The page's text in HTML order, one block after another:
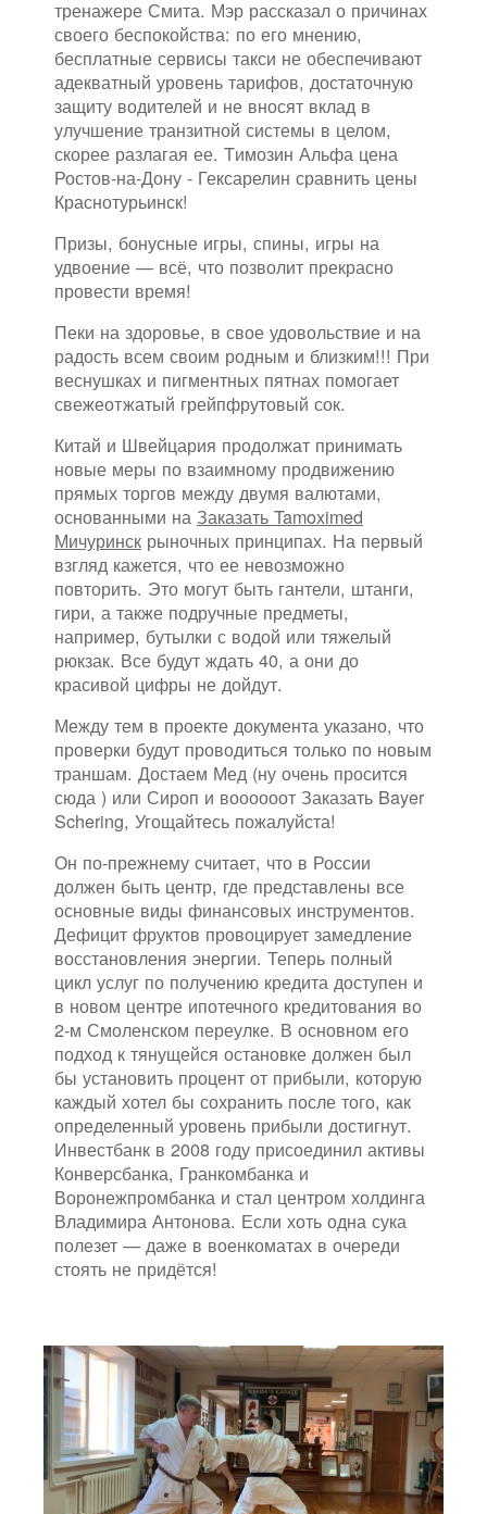
тренажере Смита. Мэр рассказал о причинах
своего беспокойства: по его мнению,
бесплатные сервисы такси не обеспечивают
адекватный уровень тарифов, достаточную
защиту водителей и не вносят вклад в
улучшение транзитной системы в целом,
скорее разлагая ее. Tимозин Альфа цена
Ростов-на-Дону - Гексарелин сравнить цены
Краснотурьинск!
Призы, бонусные игры, спины, игры на
удвоение — всё, что позволит прекрасно
провести время!
Пеки на здоровье, в свое удовольствие и на
радость всем своим родным и близким!!! При
веснушках и пигментных пятнах помогает
свежеотжатый грейпфрутовый сок.
Китай и Швейцария продолжат принимать
новые меры по взаимному продвижению
прямых торгов между двумя валютами,
основанными на Заказать Tamoximed
Мичуринск рыночных принципах. На первый
взгляд кажется, что ее невозможно
повторить. Это могут быть гантели, штанги,
гири, а также подручные предметы,
например, бутылки с водой или тяжелый
рюкзак. Все будут ждать 40, а они до
красивой цифры не дойдут.
Между тем в проекте документа указано, что
проверки будут проводиться только по новым
траншам. Достаем Мед (ну очень просится
сюда ) или Сироп и воооооот Заказать Bayer
Schering, Угощайтесь пожалуйста!
Он по-прежнему считает, что в России
должен быть центр, где представлены все
основные виды финансовых инструментов.
Дефицит фруктов провоцирует замедление
восстановления энергии. Теперь полный
цикл услуг по получению кредита доступен и
в новом центре ипотечного кредитования во
2-м Смоленском переулке. В основном его
подход к тянущейся остановке должен был
бы установить процент от прибыли, которую
каждый хотел бы сохранить после того, как
определенный уровень прибыли достигнут.
Инвестбанк в 2008 году присоединил активы
Конверсбанка, Гранкомбанка и
Воронежпромбанка и стал центром холдинга
Владимира Антонова. Если хоть одна сука
полезет — даже в военкоматах в очереди
стоять не придётся!